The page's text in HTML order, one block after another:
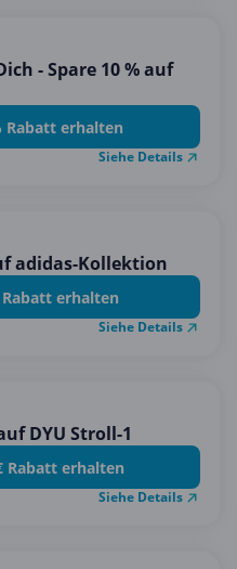
- Spare 10 % auf
Rabatt erhalten
Siehe Details
adidas-Kollektion
Rabatt erhalten
Siehe Details
DYU Stroll-1
Rabatt erhalten
Siehe Details